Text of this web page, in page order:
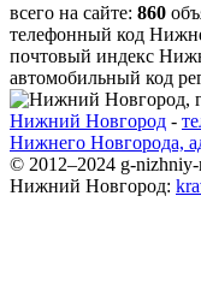
всего на сайте: 860
телефонный код
почтовый индекс
автомобильный код
Нижний Новгород -
Нижнего Новгорода,
© 2012–2024 g-
Нижний Новгород: